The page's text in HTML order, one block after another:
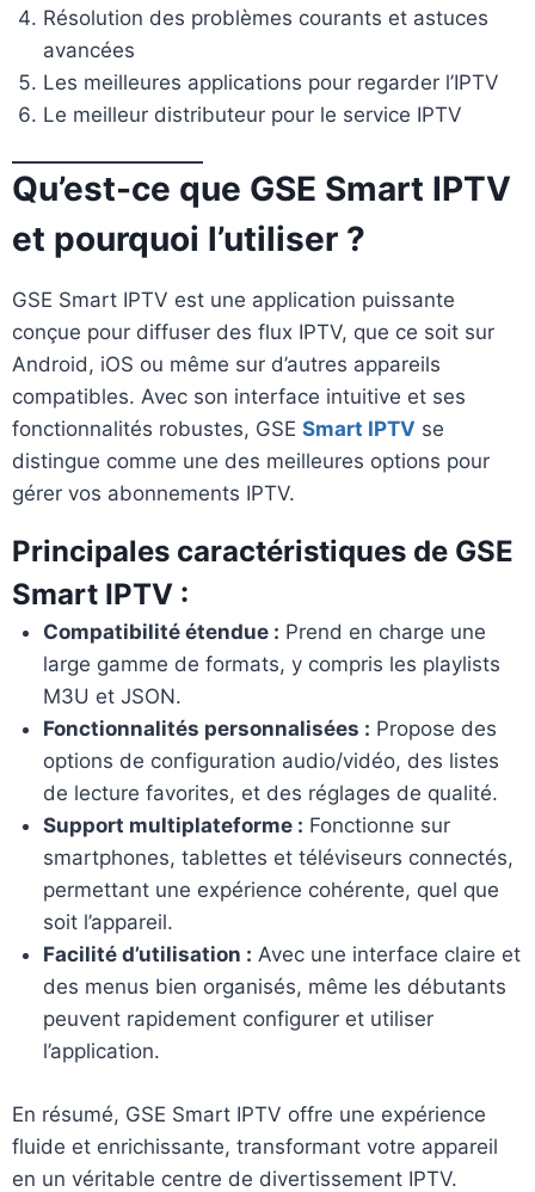
Résolution des problèmes courants et astuces
avancées
Les meilleures applications pour regarder l’IPTV
Le meilleur distributeur pour le service IPTV
Qu’est-ce que GSE Smart IPTV
et pourquoi l’utiliser ?
GSE Smart IPTV est une application puissante
conçue pour diffuser des flux IPTV, que ce soit sur
Android, iOS ou même sur d’autres appareils
compatibles. Avec son interface intuitive et ses
fonctionnalités robustes, GSE Smart IPTV se
distingue comme une des meilleures options pour
gérer vos abonnements IPTV.
Principales caractéristiques de GSE
Smart IPTV :
Compatibilité étendue : Prend en charge une
large gamme de formats, y compris les playlists
M3U et JSON.
Fonctionnalités personnalisées : Propose des
options de configuration audio/vidéo, des listes
de lecture favorites, et des réglages de qualité.
Support multiplateforme : Fonctionne sur
smartphones, tablettes et téléviseurs connectés,
permettant une expérience cohérente, quel que
soit l’appareil.
Facilité d’utilisation : Avec une interface claire et
des menus bien organisés, même les débutants
peuvent rapidement configurer et utiliser
l’application.
En résumé, GSE Smart IPTV offre une expérience
fluide et enrichissante, transformant votre appareil
en un véritable centre de divertissement IPTV.